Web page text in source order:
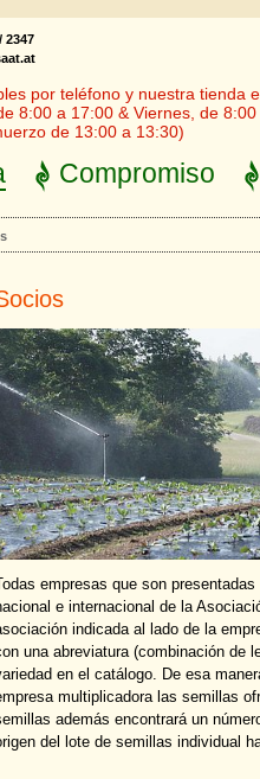
2347
por teléfono y nuestra tienda
8:00 a 17:00 & Viernes, de
de 13:00 a 13:30)
Compromiso
empresas que son
e internacional de la
indicada al lado de la
una abreviatura (combinación de
en el catálogo. De esa
multiplicadora las semillas
además encontrará un
del lote de semillas individual